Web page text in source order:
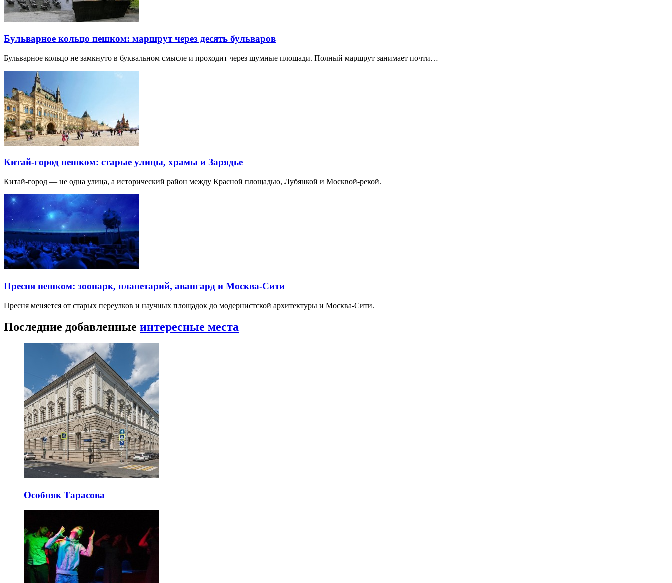
Бульварное кольцо пешком: маршрут через десять бульваров
Бульварное кольцо не замкнуто в буквальном смысле и проходит через шумные площади. Полный маршрут занимает почти…
Китай-город пешком: старые улицы, храмы и Зарядье
Китай-город — не одна улица, а исторический район между Красной площадью, Лубянкой и Москвой-рекой.
Пресня пешком: зоопарк, планетарий, авангард и Москва-Сити
Пресня меняется от старых переулков и научных площадок до модернистской архитектуры и Москва-Сити.
Последние добавленные интересные места
Особняк Тарасова